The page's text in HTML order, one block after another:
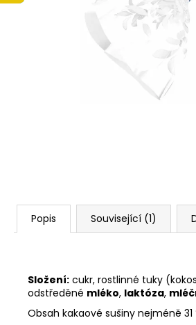
Popis Související (1)
Složení: cukr, rostlinné tuky
odstředěné mléko, laktóza,
Obsah kakaové sušiny nejméně
LINDT LINDOR
12,5G (8 KS 100G
13 Kč